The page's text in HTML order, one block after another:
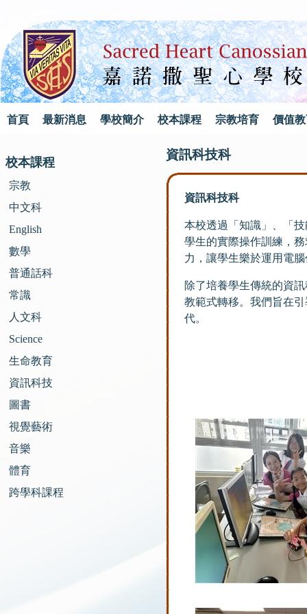
首頁 最新消息 學校簡介 校本課程 宗教培育 價值
校本課程
宗教
中文科
English
數學
普通話科
常識
人文科
Science
生命教育
資訊科技
圖書
視覺藝術
音樂
體育
跨學科課程
資訊科技科
資訊科技科
本校透過「知識」、「
學生的實際操作訓練，
力，讓學生樂於運用電
除了培養學生傳統的資
教範式轉移。我們旨在
代。